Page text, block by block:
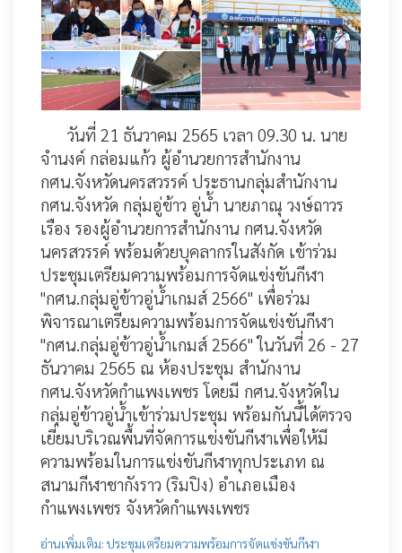
วันที่ 21 ธันวาคม 2565 เวลา 09.30 น. นาย
จำนงค์ กล่อมแก้ว ผู้อำนวยการสำนักงาน
กศน.จังหวัดนครสวรรค์ ประธานกลุ่มสำนักงาน
กศน.จังหวัด กลุ่มอู่ข้าว อู่น้ำ นายภาณุ วงษ์ถาวร
เรือง รองผู้อำนวยการสำนักงาน กศน.จังหวัด
นครสวรรค์ พร้อมด้วยบุคลากรในสังกัด เข้าร่วม
ประชุมเตรียมความพร้อมการจัดแข่งขันกีฬา
"กศน.กลุ่มอู่ข้าวอู่น้ำเกมส์ 2566" เพื่อร่วม
พิจารณาเตรียมความพร้อมการจัดแข่งขันกีฬา
"กศน.กลุ่มอู่ข้าวอู่น้ำเกมส์ 2566" ในวันที่ 26 - 27
ธันวาคม 2565 ณ ห้องประชุม สำนักงาน
กศน.จังหวัดกำแพงเพชร โดยมี กศน.จังหวัดใน
กลุ่มอู่ข้าวอู่น้ำเข้าร่วมประชุม พร้อมกันนี้ได้ตรวจ
เยี่ยมบริเวณพื้นที่จัดการแข่งขันกีฬาเพื่อให้มี
ความพร้อมในการแข่งขันกีฬาทุกประเภท ณ
สนามกีฬาชากังราว (ริมปิง) อำเภอเมือง
กำแพงเพชร จังหวัดกำแพงเพชร
อ่านเพิ่มเติม: ประชุมเตรียมความพร้อมการจัดแข่งขันกีฬา